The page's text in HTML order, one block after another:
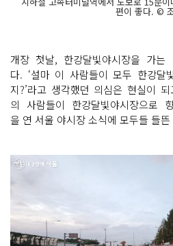
편이 좋다. ©
개장 첫날, 한강달빛야시장을 가
다. ‘설마 이 사람들이 모두 한강달
지?’라고 생각했던 의심은 현실이
의 사람들이 한강달빛야시장으로
을 연 서울 야시장 소식에 모두들 들